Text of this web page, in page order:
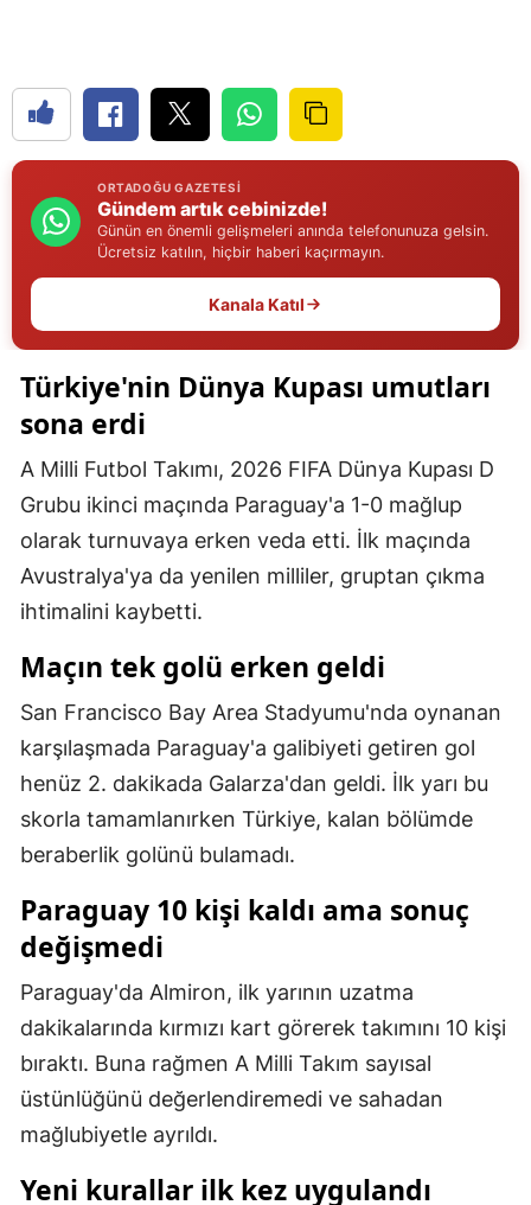
Erzincan
Erzurum
Eskişehir
Gaziantep
Giresun
Hakkari
Mersin
İstanbul
Kars
Kastamonu
Kayseri
Kırklareli
Kocaeli
Kütahya
Malatya
ORTADOĞU GAZETESI
Gündem artık cebinizde!
Günün en önemli gelişmeleri anında telefonunuza gelsin.
Ücretsiz katılın, hiçbir haberi kaçırmayın.
Kanala Katıl
Türkiye'nin Dünya Kupası umutları
sona erdi
A Milli Futbol Takımı, 2026 FIFA Dünya Kupası D
Grubu ikinci maçında Paraguay'a 1-0 mağlup
olarak turnuvaya erken veda etti. İlk maçında
Avustralya'ya da yenilen milliler, gruptan çıkma
ihtimalini kaybetti.
Maçın tek golü erken geldi
San Francisco Bay Area Stadyumu'nda oynanan
karşılaşmada Paraguay'a galibiyeti getiren gol
henüz 2. dakikada Galarza'dan geldi. İlk yarı bu
skorla tamamlanırken Türkiye, kalan bölümde
beraberlik golünü bulamadı.
Paraguay 10 kişi kaldı ama sonuç
değişmedi
Paraguay'da Almiron, ilk yarının uzatma
dakikalarında kırmızı kart görerek takımını 10 kişi
bıraktı. Buna rağmen A Milli Takım sayısal
üstünlüğünü değerlendiremedi ve sahadan
mağlubiyetle ayrıldı.
Yeni kurallar ilk kez uygulandı